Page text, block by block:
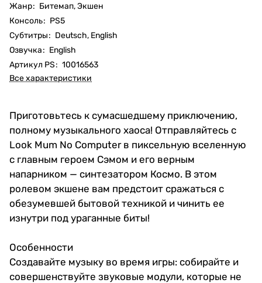
Жанр: Битемап, Экшен
Консоль: PS5
Субтитры: Deutsch, English
Озвучка: English
Артикул PS: 10016563
Все характеристики
Приготовьтесь к сумасшедшему приключению,
полному музыкального хаоса! Отправляйтесь с
Look Mum No Computer в пиксельную вселенную
с главным героем Сэмом и его верным
напарником — синтезатором Космо. В этом
ролевом экшене вам предстоит сражаться с
обезумевшей бытовой техникой и чинить ее
изнутри под ураганные биты!
Особенности
Создавайте музыку во время игры: собирайте и
совершенствуйте звуковые модули, которые не